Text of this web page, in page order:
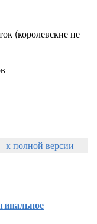
(королевские не
к полной версии